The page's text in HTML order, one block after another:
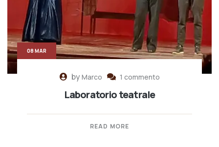
byMarco 1 commento
Laboratorio teatrale
READ MORE
08 MAR